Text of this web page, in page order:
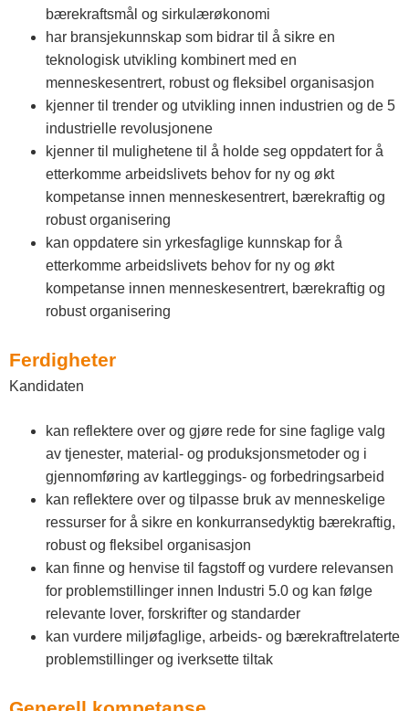
bærekraftsmål og sirkulærøkonomi
har bransjekunnskap som bidrar til å sikre en
teknologisk utvikling kombinert med en
menneskesentrert, robust og fleksibel organisasjon
kjenner til trender og utvikling innen industrien og de 5
industrielle revolusjonene
kjenner til mulighetene til å holde seg oppdatert for å
etterkomme arbeidslivets behov for ny og økt
kompetanse innen menneskesentrert, bærekraftig og
robust organisering
kan oppdatere sin yrkesfaglige kunnskap for å
etterkomme arbeidslivets behov for ny og økt
kompetanse innen menneskesentrert, bærekraftig og
robust organisering
Ferdigheter
Kandidaten
kan reflektere over og gjøre rede for sine faglige valg
av tjenester, material- og produksjonsmetoder og i
gjennomføring av kartleggings- og forbedringsarbeid
kan reflektere over og tilpasse bruk av menneskelige
ressurser for å sikre en konkurransedyktig bærekraftig,
robust og fleksibel organisasjon
kan finne og henvise til fagstoff og vurdere relevansen
for problemstillinger innen Industri 5.0 og kan følge
relevante lover, forskrifter og standarder
kan vurdere miljøfaglige, arbeids- og bærekraftrelaterte
problemstillinger og iverksette tiltak